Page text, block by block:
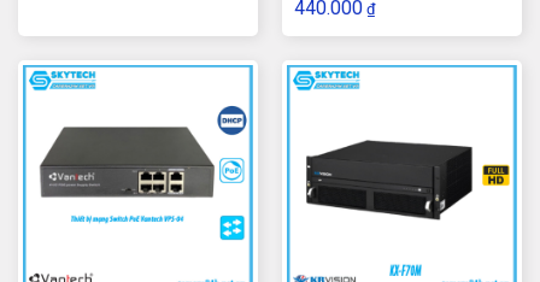
mẫu mã thiết kế mà còn về chất lượng khi đạt được khá
nhiều các tiêu chuẩn chất lượng quốc tế khác nhau như
ISO, CCC, CE, UL, RoHS, FCC…
440.000 ₫